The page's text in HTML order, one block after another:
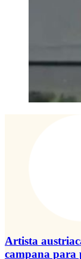
Artista
campana para